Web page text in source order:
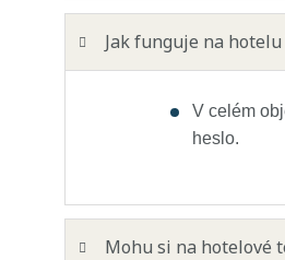
Jak funguje na hotelu
V celém
heslo.
Mohu si na hotelové